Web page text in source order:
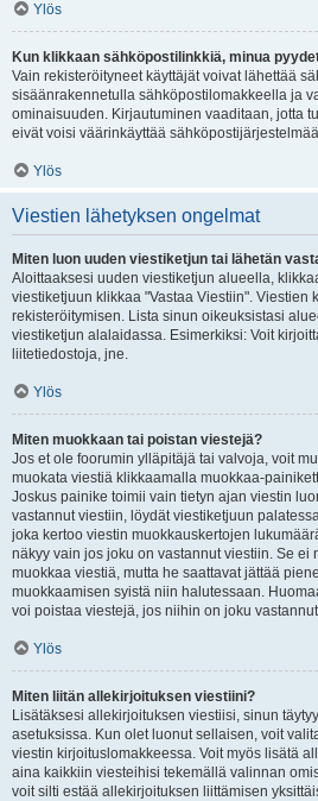
Ylös
Kun klikkaan sähköpostilinkkiä, minua
Vain rekisteröityneet käyttäjät voivat lähettää
sisäänrakennetulla sähköpostilomakkeella ja
ominaisuuden. Kirjautuminen vaaditaan, jotta
eivät voisi väärinkäyttää
Ylös
Viestien lähetyksen ongelmat
Miten luon uuden viestiketjun tai lähetän
Aloittaaksesi uuden viestiketjun alueella,
viestiketjuun klikkaa "Vastaa Viestiin". Viestien
rekisteröitymisen. Lista sinun oikeuksistasi
viestiketjun alalaidassa. Esimerkiksi: Voit
liitetiedostoja, jne.
Ylös
Miten muokkaan tai poistan viestejä?
Jos et ole foorumin ylläpitäjä tai valvoja, voit
muokata viestiä klikkaamalla muokkaa-
Joskus painike toimii vain tietyn ajan viestin
vastannut viestiin, löydät viestiketjuun
joka kertoo viestin muokkauskertojen
näkyy vain jos joku on vastannut viestiin. Se ei
muokkaa viestiä, mutta he saattavat jättää
muokkaamisen syistä niin halutessaan.
voi poistaa viestejä, jos niihin on joku
Ylös
Miten liitän allekirjoituksen viestiini?
Lisätäksesi allekirjoituksen viestiisi, sinun
asetuksissa. Kun olet luonut sellaisen, voit
viestin kirjoituslomakkeessa. Voit myös lisätä
aina kaikkiin viesteihisi tekemällä valinnan
voit silti estää allekirjoituksen liittämisen